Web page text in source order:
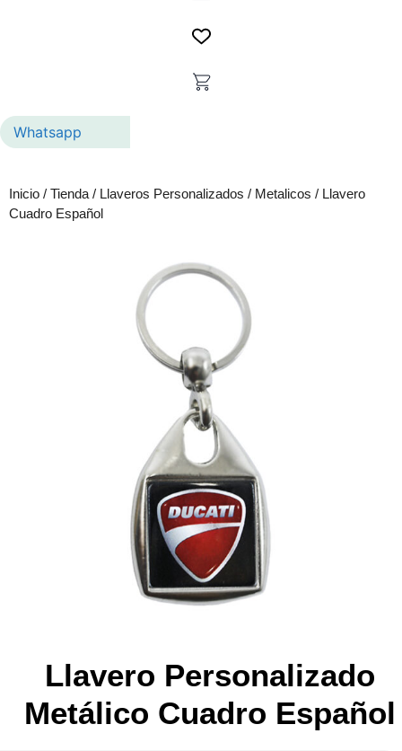
Whatsapp
Inicio / Tienda / Llaveros Personalizados / Metalicos / Llavero
Cuadro Español
Llavero Personalizado
Metálico Cuadro Español